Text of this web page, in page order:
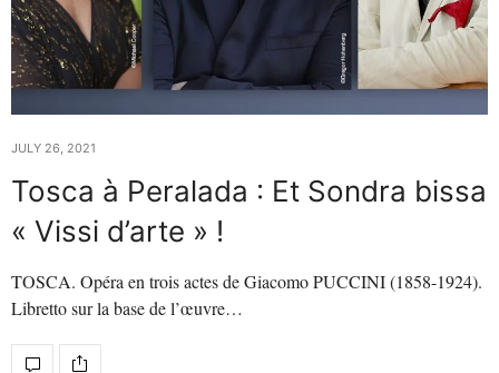
JULY 26, 2021
Tosca à Peralada : Et Sondra bissa
« Vissi d’arte » !
TOSCA. Opéra en trois actes de Giacomo PUCCINI (1858-1924).
Libretto sur la base de l’œuvre…